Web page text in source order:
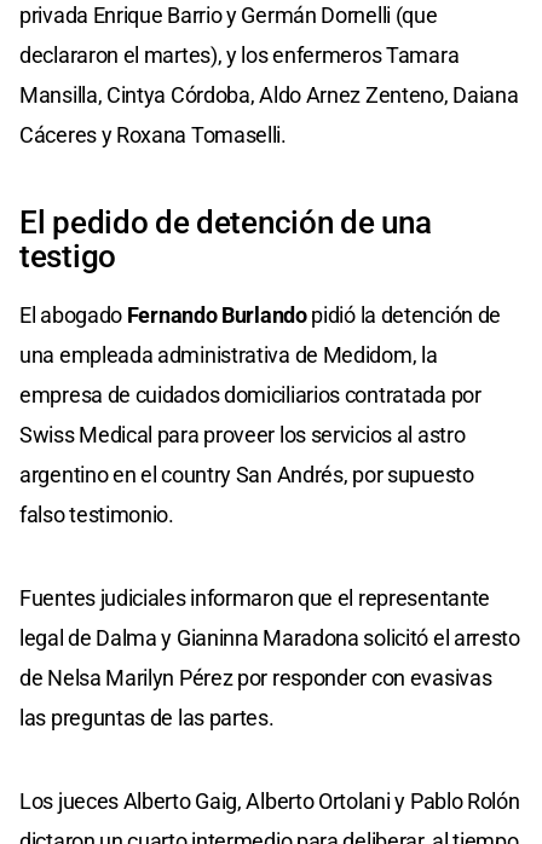
privada Enrique Barrio y Germán Dornelli (que
declararon el martes), y los enfermeros Tamara
Mansilla, Cintya Córdoba, Aldo Arnez Zenteno, Daiana
Cáceres y Roxana Tomaselli.
El pedido de detención de una
testigo
El abogado Fernando Burlandopidió la detención de
una empleada administrativa de Medidom, la
empresa de cuidados domiciliarios contratada por
Swiss Medical para proveer los servicios al astro
argentino en el country San Andrés, por supuesto
falso testimonio.
Fuentes judiciales informaron que el representante
legal de Dalma y Gianinna Maradona solicitó el arresto
de Nelsa Marilyn Pérez por responder con evasivas
las preguntas de las partes.
Los jueces Alberto Gaig, Alberto Ortolani y Pablo Rolón